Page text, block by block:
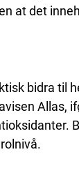
at det
bidra til
Allas,